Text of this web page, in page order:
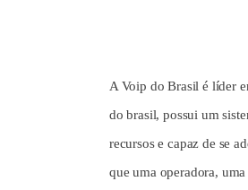
A Voip do Brasil é líder
do brasil, possui um
recursos e capaz de se
que uma operadora,